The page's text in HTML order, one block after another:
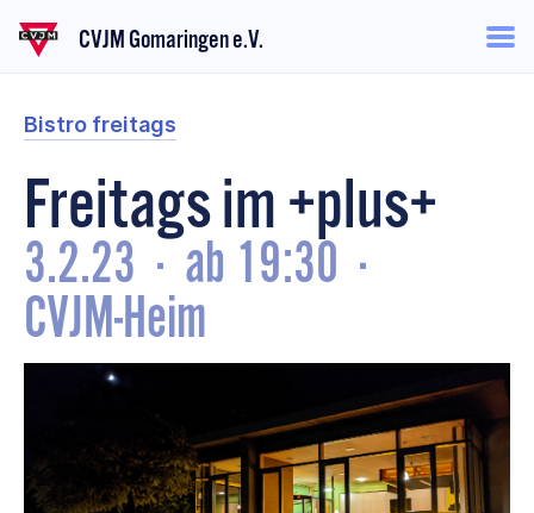
CVJM Gomaringen e.V.
Bistro freitags
Freitags im +plus+
3.2.23 · ab 19:30 ·
CVJM-Heim